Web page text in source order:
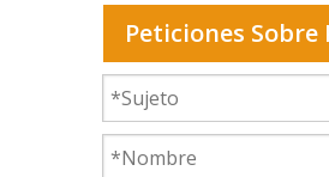
Peticiones